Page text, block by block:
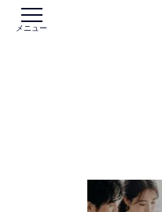
メニュー